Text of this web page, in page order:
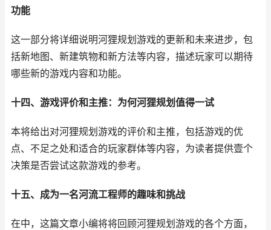
功能
这一部分将详细说明河狸规划游戏的更新和未来进步，包
括新地图、新建筑物和新方法等内容，描述玩家可以期待
哪些新的游戏内容和功能。
十四、游戏评价和主推：为何河狸规划值得一试
本将给出对河狸规划游戏的评价和主推，包括游戏的优
点、不足之处和适合的玩家群体等内容，为读者提供壹个
决策是否尝试这款游戏的参考。
十五、成为一名河流工程师的趣味和挑战
在中，这篇文章小编将将回顾河狸规划游戏的各个方面，